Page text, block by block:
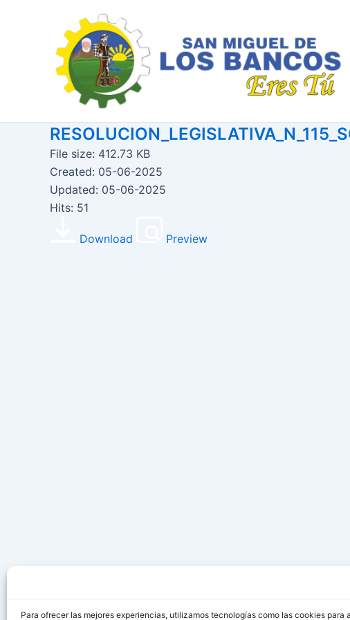
Para ofrecer las mejores experiencias, utilizamos tecnologías como las cookies
File size: 412.73 KB
Created: 05-06-2025
Updated: 05-06-2025
Hits: 51
Download Preview